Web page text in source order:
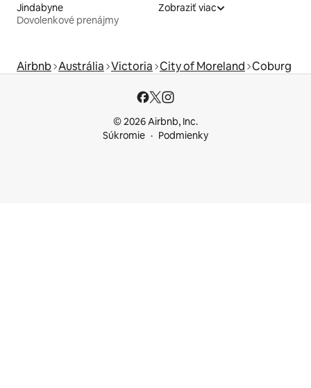
Jindabyne
Dovolenkové prenájmy
Zobraziť viac
Airbnb Austrália Victoria City of Moreland Coburg
© 2026 Airbnb, Inc.
Súkromie
Podmienky